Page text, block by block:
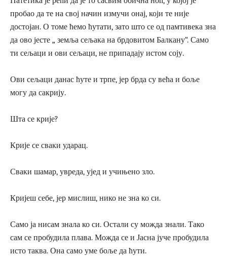
пробао да те на свој начин измучи онај, који те није
достојан. О томе ћемо ћутати, зато што се од памтивека зна
да ово јесте „ земља сељака на брдовитом Балкану“. Само
ти сељаци и ови сељаци, не припадају истом соју.
Ови сељаци данас ћуте и трпе, јер брда су већа и боље
могу да сакрију.
Шта се крије?
Крије се сваки ударац.
Сваки шамар, увреда, ујед и учињено зло.
Кријеш себе, јер мислиш, нико не зна ко си.
Само ја нисам знала ко си. Остали су можда знали. Тако
сам се пробудила плава. Можда се и Јасна јуче пробудила
исто таква. Она само уме боље да ћути.